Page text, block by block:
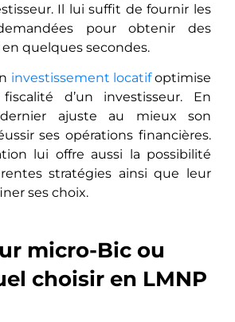
Il lui suffit de fournir les
pour obtenir des
quelques secondes.
investissement locatifoptimise
d’un investisseur. En
ajuste au mieux son
ses opérations financières.
lui offre aussi la possibilité
stratégies ainsi que leur
ses choix.
micro-Bic ou
choisir en LMNP